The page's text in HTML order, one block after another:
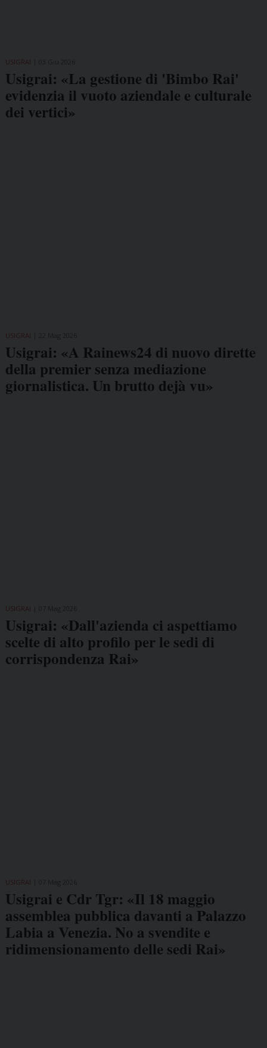
USIGRAI
Usigrai: «La gestione di 'Bimbo Rai'
evidenzia il vuoto aziendale e culturale
dei vertici»
USIGRAI
Usigrai: «A Rainews24 di nuovo dirette
della premier senza mediazione
giornalistica. Un brutto dejà vu»
USIGRAI
Usigrai: «Dall'azienda ci aspettiamo
scelte di alto profilo per le sedi di
corrispondenza Rai»
USIGRAI
Usigrai e Cdr Tgr: «Il 18 maggio
assemblea pubblica davanti a Palazzo
Labia a Venezia. No a svendite e
ridimensionamento delle sedi Rai»